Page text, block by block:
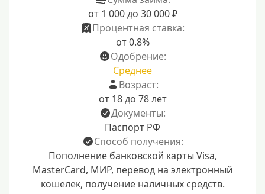
от 1 000 до 30 000 ₽
Процентная ставка:
от 0.8%
Одобрение:
Среднее
Возраст:
от 18 до 78 лет
Документы:
Паспорт РФ
Способ получения:
Пополнение банковской карты Visa,
MasterCard, МИР, перевод на электронный
кошелек, получение наличных средств.